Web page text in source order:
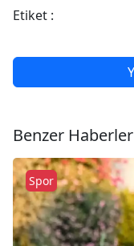
Etiket :
Benzer Haberler
Spor